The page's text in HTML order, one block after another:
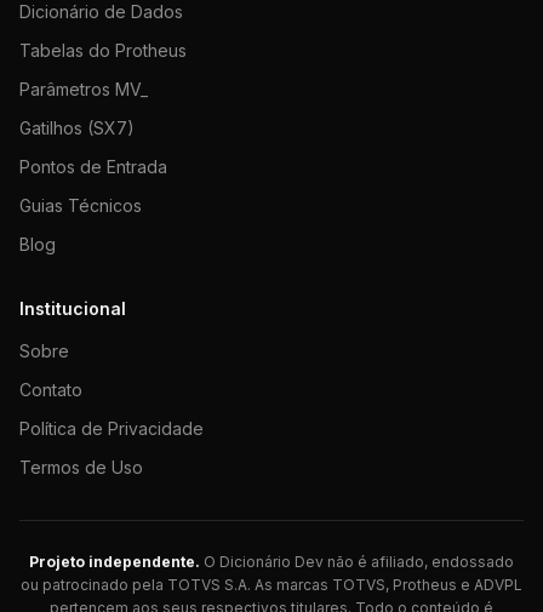
Dicionário de Dados
Tabelas do Protheus
Parâmetros MV_
Gatilhos (SX7)
Pontos de Entrada
Guias Técnicos
Blog
Institucional
Sobre
Contato
Política de Privacidade
Termos de Uso
Projeto independente. O Dicionário Dev não é afiliado, endossado
ou patrocinado pela TOTVS S.A. As marcas TOTVS, Protheus e ADVPL
pertencem aos seus respectivos titulares. Todo o conteúdo é